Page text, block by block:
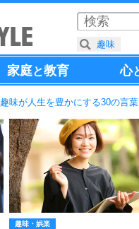
家庭と教育 心
趣味が人生を豊かにする30の言葉
趣味・娯楽
趣味